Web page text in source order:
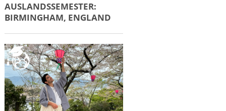
AUSLANDSSEMESTER:
BIRMINGHAM, ENGLAND